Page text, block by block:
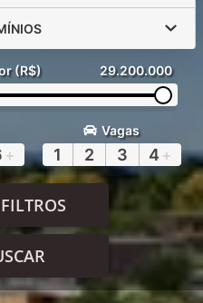
(R$) 29.200.000
+
Vagas
1 2 3 4 +